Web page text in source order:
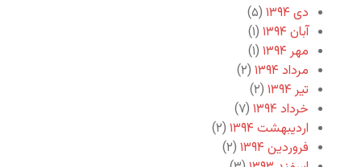
دی ۱۳۹۴
(۵)
آبان ۱۳۹۴
(۱)
مهر ۱۳۹۴
(۱)
مرداد ۱۳۹۴
(۲)
تیر ۱۳۹۴
(۲)
خرداد ۱۳۹۴
(۷)
اردیبهشت ۱۳۹۴
(۲)
فروردین ۱۳۹۴
(۲)